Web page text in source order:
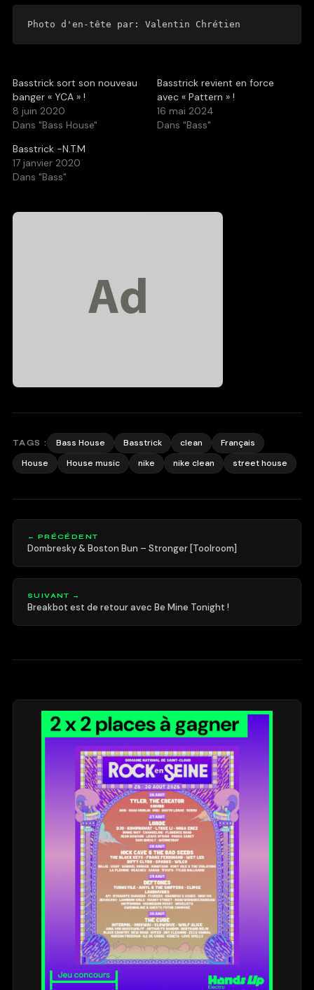
Photo d'en-tête par: Valentin Chrétien
Basstrick sort son nouveau
banger « YCA » !
8 juin 2020
Dans "Bass House"
Basstrick revient en force
avec « Pattern » !
16 mai 2024
Dans "Bass"
Basstrick -N.T.M
17 janvier 2020
Dans "Bass"
TAGS : Bass House Basstrick clean
Français
House
House music nike nike clean street house
← PRÉCÉDENT
Dombresky & Boston Bun – Stronger [Toolroom]
SUIVANT →
Breakbot est de retour avec Be Mine Tonight !